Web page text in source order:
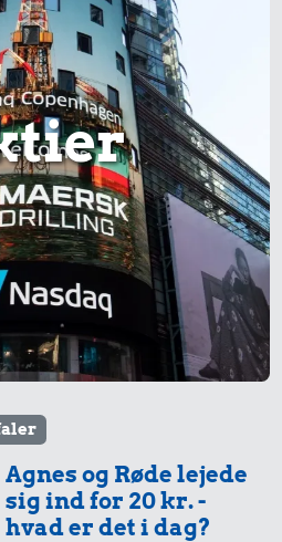
Agnes og Røde lejede
sig ind for 20 kr. -
hvad er det i dag?